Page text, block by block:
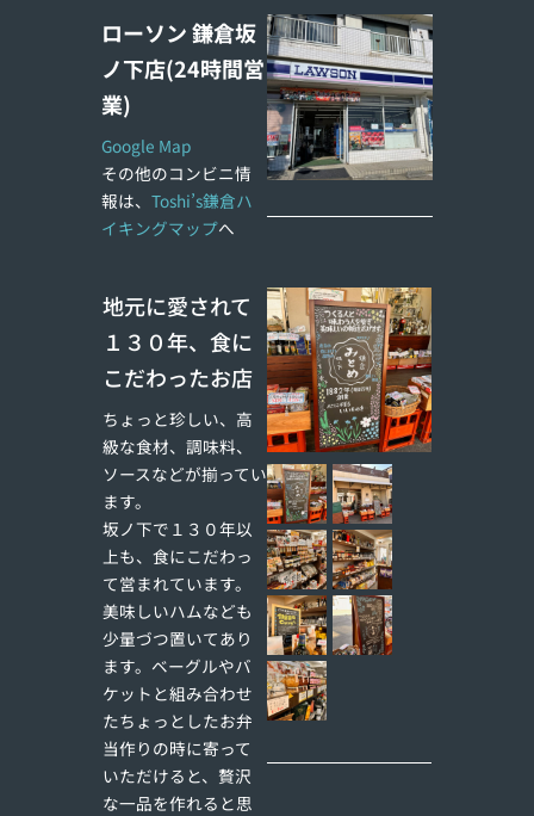
ローソン 鎌倉坂
ノ下店(24時間営
業)
Google Map
その他のコンビニ情
報は、 Toshi’s鎌倉ハ
イキングマップへ
地元に愛されて
１３０年、食に
こだわったお店
ちょっと珍しい、高
級な食材、調味料、
ソースなどが揃ってい
ます。
坂ノ下で１３０年以
上も、食にこだわっ
て営まれています。
美味しいハムなども
少量づつ置いてあり
ます。ベーグルやバ
ケットと組み合わせ
たちょっとしたお弁
当作りの時に寄って
いただけると、贅沢
な一品を作れると思